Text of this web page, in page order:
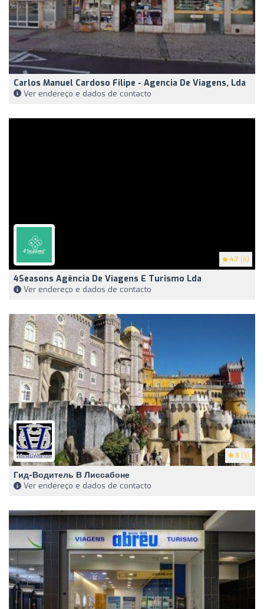
Carlos Manuel Cardoso Filipe - Agencia De Viagens, Lda
Ver endereço e dados de contacto
4.7 (6)
4Seasons Agência De Viagens E Turismo Lda
Ver endereço e dados de contacto
5 (3)
Гид-Водитель В Лиссабоне
Ver endereço e dados de contacto